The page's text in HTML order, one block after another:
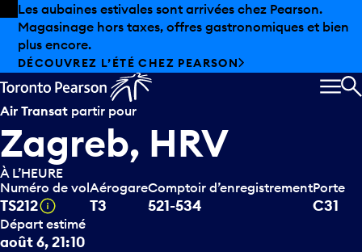
Skip to offers
Passer au contenu principal
Les aubaines estivales sont arrivées chez Pearson.
Magasinage hors taxes, offres gastronomiques et bien
plus encore.
DÉCOUVREZ L’ÉTÉ CHEZ PEARSON
Air Transat partir pour
Zagreb, HRV
À L’HEURE
Numéro de vol
TS212 Infobulle
Aérogare
T3
Comptoir d’enregistrement
521-534
Porte
C31
Départ estimé
août 6, 21:10